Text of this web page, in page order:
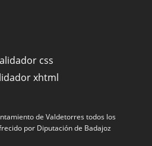
de Valdetorres todos los
por Diputación de Badajoz